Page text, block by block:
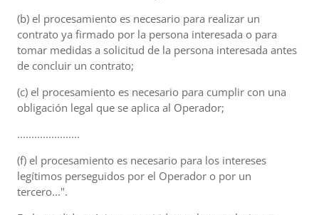
(b) el procesamiento es necesario para realizar un
contrato ya firmado por la persona interesada o para
tomar medidas a solicitud de la persona interesada antes
de concluir un contrato;
(c) el procesamiento es necesario para cumplir con una
obligación legal que se aplica al Operador;
......................
(f) el procesamiento es necesario para los intereses
legítimos perseguidos por el Operador o por un
tercero...".